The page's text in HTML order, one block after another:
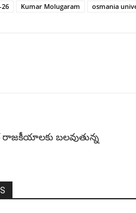
26 Kumar Molugaram osmania
రాజకీయాలకు బలవుతున్న